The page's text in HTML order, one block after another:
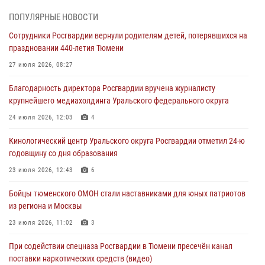
масштабных спортивных событий на Урале
05 августа 2026, 05:22
виновника ДТП
05 августа 2026, 05:15
труженицу тыла из Тюмени
04 августа 2026, 11:07
условиях в Тюменской области (видео)
04 августа 2026, 06:28
ПОПУЛЯРНЫЕ НОВОСТИ
Сотрудники Росгвардии вернули родителям детей, потерявшихся на
праздновании 440-летия Тюмени
27 июля 2026, 08:27
Благодарность директора Росгвардии вручена журналисту
крупнейшего медиахолдинга Уральского федерального округа
24 июля 2026, 12:03 4
Кинологический центр Уральского округа Росгвардии отметил 24-ю
годовщину со дня образования
23 июля 2026, 12:43 6
Бойцы тюменского ОМОН стали наставниками для юных патриотов
из региона и Москвы
23 июля 2026, 11:02 3
При содействии спецназа Росгвардии в Тюмени пресечён канал
поставки наркотических средств (видео)